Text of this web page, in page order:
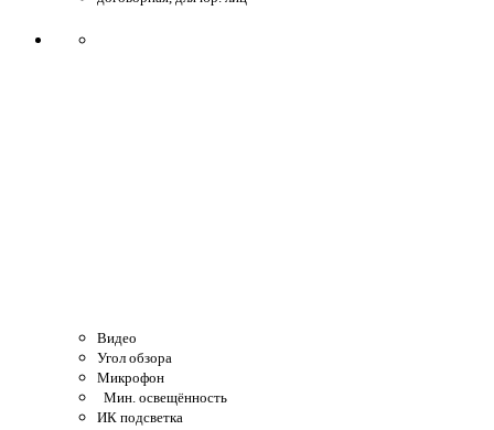
Видео
Угол обзора
Микрофон
Мин. освещённость
ИК подсветка